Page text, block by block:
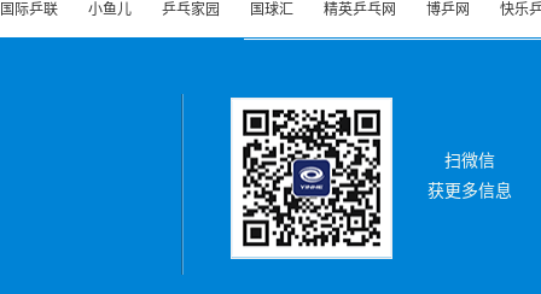
国际乒联 小鱼儿 乒乓家园 国球汇 精英乒乓网 博乒网 快乐
扫微信
获更多信息